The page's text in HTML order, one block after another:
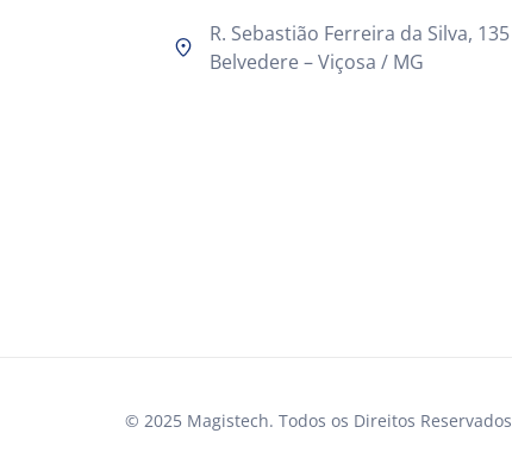
R. Sebastião Ferreira da Silva, 135
Belvedere – Viçosa / MG
© 2025 Magistech. Todos os Direitos Reservados